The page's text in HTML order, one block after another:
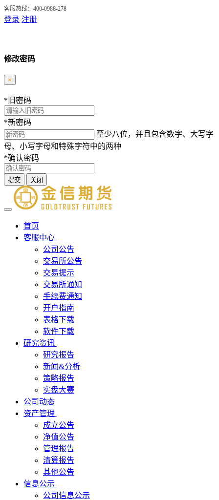
客服热线：400-0988-278
登录 注册
修改密码
×
* 旧密码
*新密码
至少八位，并且包含数字、大写字
母、小写字母和特殊字符中的两种
*确认密码
提交 关闭
首页
客服中心
公司公告
交易所公告
交易提示
交易所通知
手续费通知
开户指南
表格下载
软件下载
研究资讯
研究报告
新闻&分析
策略报告
实盘大赛
公司动态
资产管理
成立公告
净值公告
管理报告
清算报告
其他公告
信息公示
公司信息公示